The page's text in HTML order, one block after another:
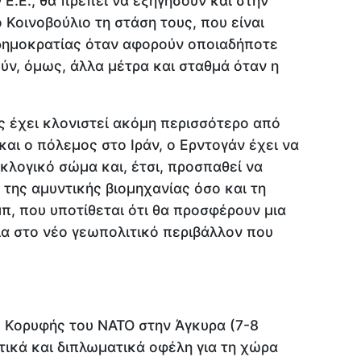
τη στάση τους, που είναι
όταν αφορούν οποιαδήποτε
όμως, άλλα μέτρα και σταθμά όταν η
κλονιστεί ακόμη περισσότερο από
ο πόλεμος στο Ιράν, ο Ερντογάν έχει να
σώμα και, έτσι, προσπαθεί να
αμυντικής βιομηχανίας όσο και τη
που υποτίθεται ότι θα προσφέρουν μια
στο νέο γεωπολιτικό περιβάλλον που
Κορυφής του ΝΑΤΟ στην Άγκυρα (7-8
και διπλωματικά οφέλη για τη χώρα